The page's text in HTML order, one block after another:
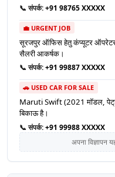
📞 संपर्क:+91 98765 XXXXX
💼 URGENT JOB
सूरजपुर ऑफिस हेतु कंप्यूटर
सैलरी आकर्षक।
📞 संपर्क:+91 99887 XXXXX
🚗 USED CAR FOR SALE
Maruti Swift (2021 मॉडल,
बिकाऊ है।
📞 संपर्क:+91 99988 XXXXX
अपना विज्ञापन